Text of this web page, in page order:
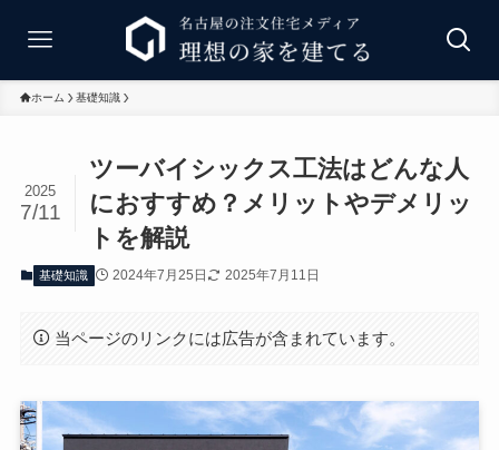
ホーム 基礎知識
ツーバイシックス工法はどんな人
におすすめ？メリットやデメリッ
トを解説
2025
7/11
基礎知識 2024年7月25日 2025年7月11日
当ページのリンクには広告が含まれています。